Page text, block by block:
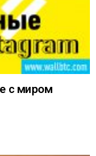
с миром